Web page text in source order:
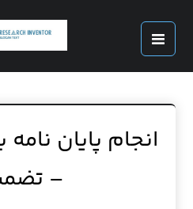
انجام پایان نامه
–